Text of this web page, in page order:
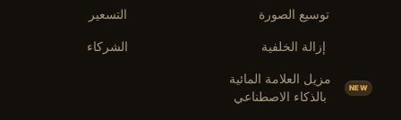
التسعير
الشركاء
توسيع الصورة
إزالة الخلفية
مزيل العلامة المائية
بالذكاء الاصطناعي
NEW